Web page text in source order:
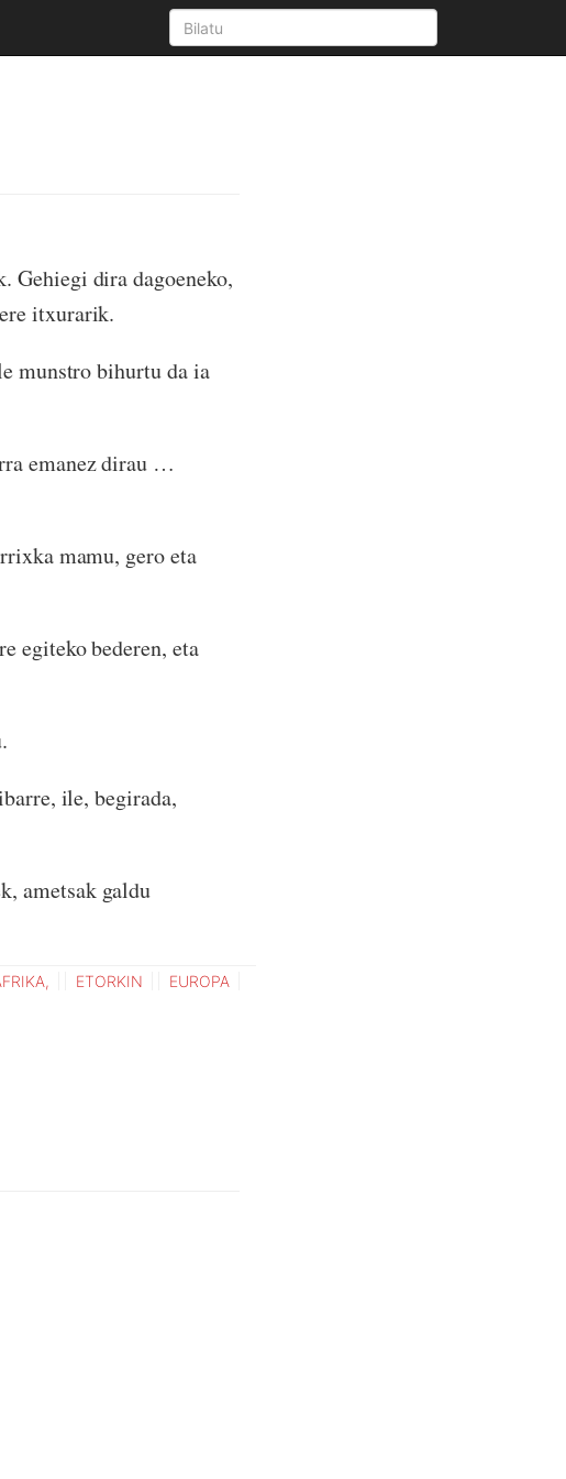
Gehiegi dira dagoeneko,
itxurarik.
munstro bihurtu da ia
emanez dirau …
mamu, gero eta
egiteko bederen, eta
ile, begirada,
ametsak galdu
ETORKIN EUROPA